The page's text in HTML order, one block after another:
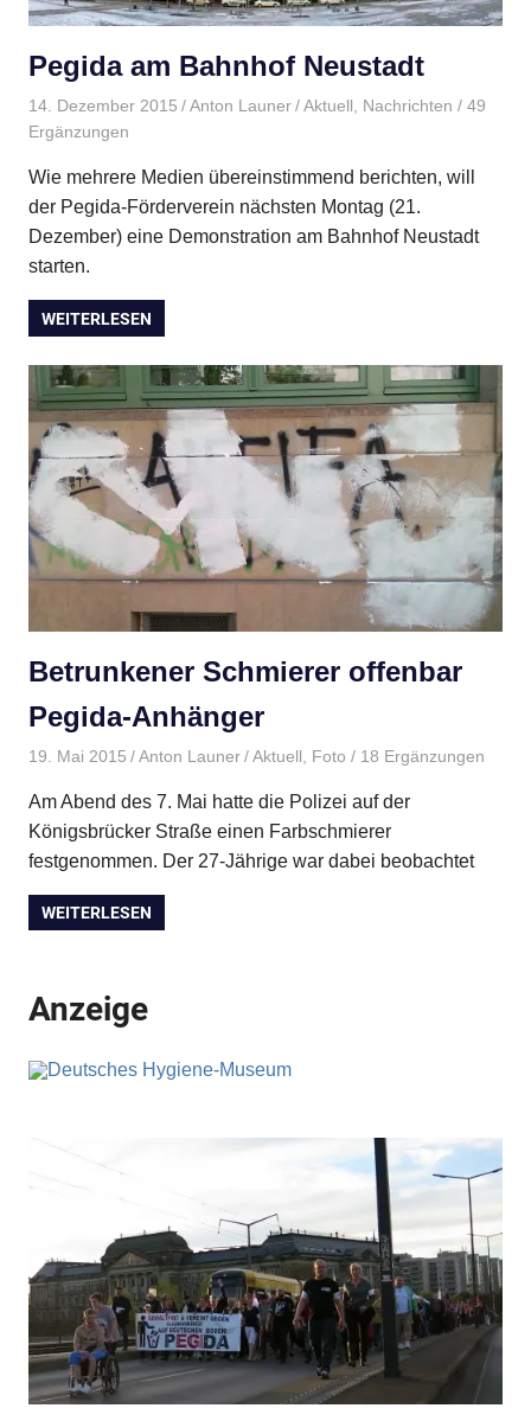
Pegida am Bahnhof Neustadt
14. Dezember 2015 Anton Launer Aktuell, Nachrichten / 49
Ergänzungen
Wie mehrere Medien übereinstimmend berichten, will
der Pegida-Förderverein nächsten Montag (21.
Dezember) eine Demonstration am Bahnhof Neustadt
starten.
WEITERLESEN
Betrunkener Schmierer offenbar
Pegida-Anhänger
19. Mai 2015 Anton Launer Aktuell Foto / 18 Ergänzungen
Am Abend des 7. Mai hatte die Polizei auf der
Königsbrücker Straße einen Farbschmierer
festgenommen. Der 27-Jährige war dabei beobachtet
WEITERLESEN
Anzeige